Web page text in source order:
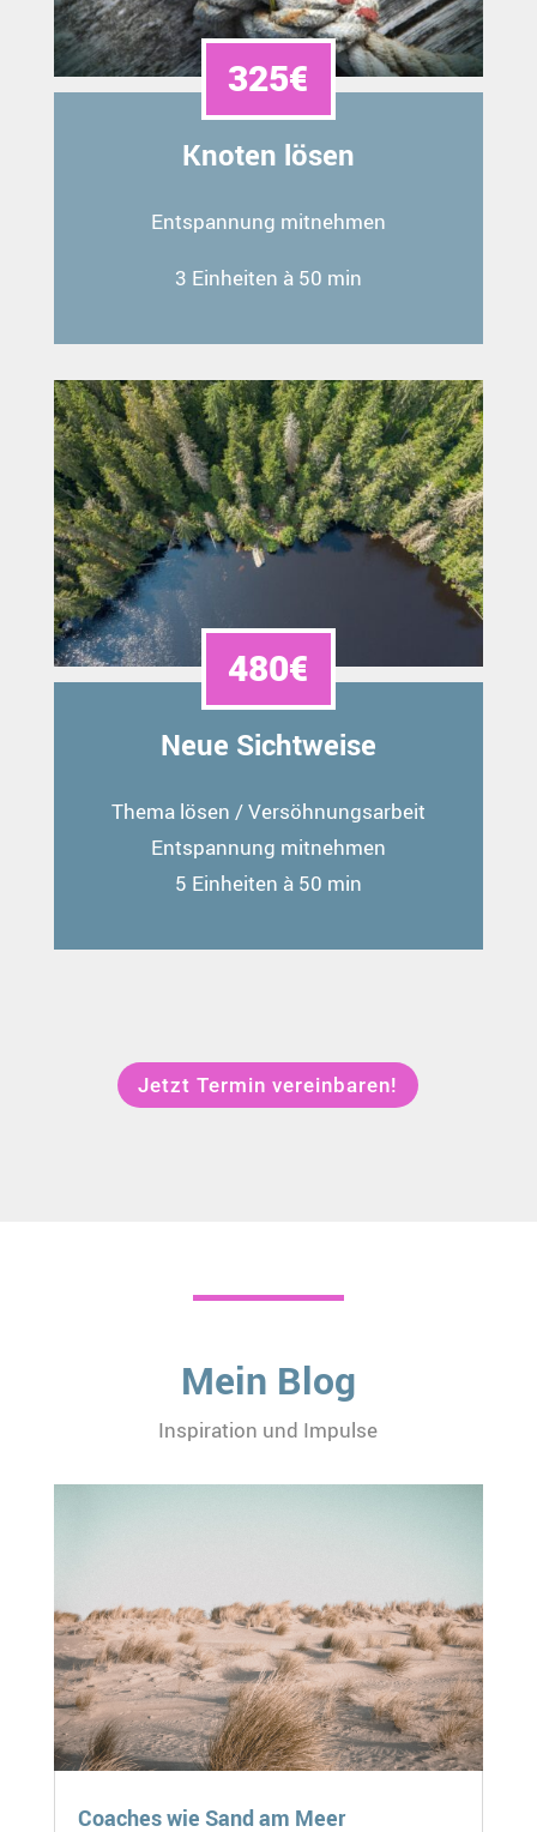
325€
Knoten lösen
Entspannung mitnehmen
3 Einheiten à 50 min
480€
Neue Sichtweise
Thema lösen / Versöhnungsarbeit
Entspannung mitnehmen
5 Einheiten à 50 min
Jetzt Termin vereinbaren!
Mein Blog
Inspiration und Impulse
Coaches wie Sand am Meer